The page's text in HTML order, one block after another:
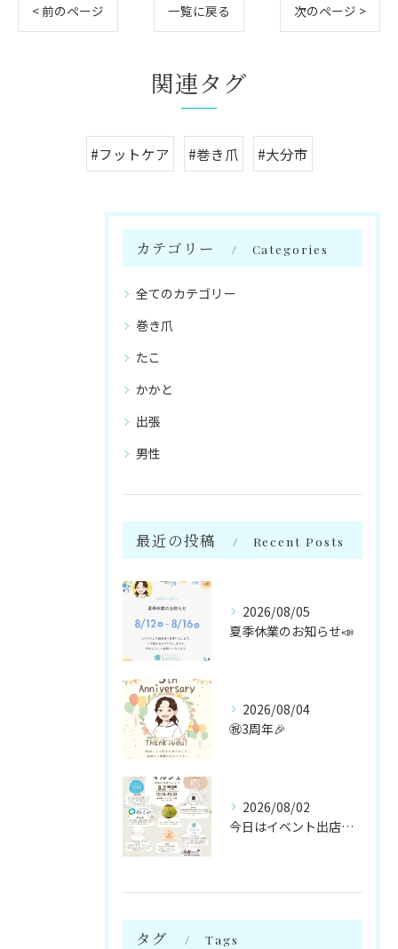
< 前のページ 一覧に戻る 次のページ >
関連タグ
#フットケア #巻き爪 #大分市
カテゴリー Categories
全てのカテゴリー
巻き爪
たこ
かかと
出張
男性
最近の投稿 Recent Posts
2026/08/05
夏季休業のお知らせ📣
2026/08/04
㊗️3周年🎉
2026/08/02
今日はイベント出店です🌻
タグ Tags